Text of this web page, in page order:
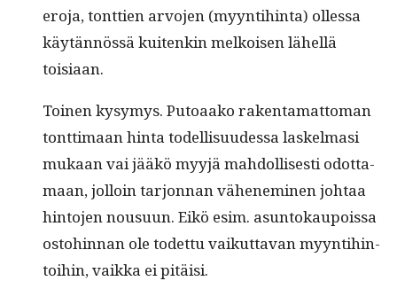
ero­ja, tont­tien arvo­jen (myyn­ti­hin­ta) ollessa
käytän­nössä kuitenkin melkoisen lähel­lä
toisiaan.
Toinen kysymys. Putoaako rak­en­ta­mat­toman
tont­ti­maan hin­ta todel­lisu­udessa laskel­masi
mukaan vai jääkö myyjä mah­dol­lis­es­ti odot­ta­
maan, jol­loin tar­jon­nan vähen­e­m­i­nen johtaa
hin­to­jen nousu­un. Eikö esim. asun­tokaupois­sa
osto­hin­nan ole todet­tu vaikut­ta­van myyn­ti­hin­
toi­hin, vaik­ka ei pitäisi.